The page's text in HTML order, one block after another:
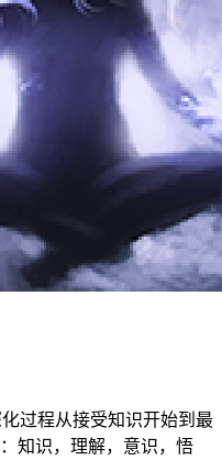
过程从接受知识开始到最
知识，理解，意识，悟